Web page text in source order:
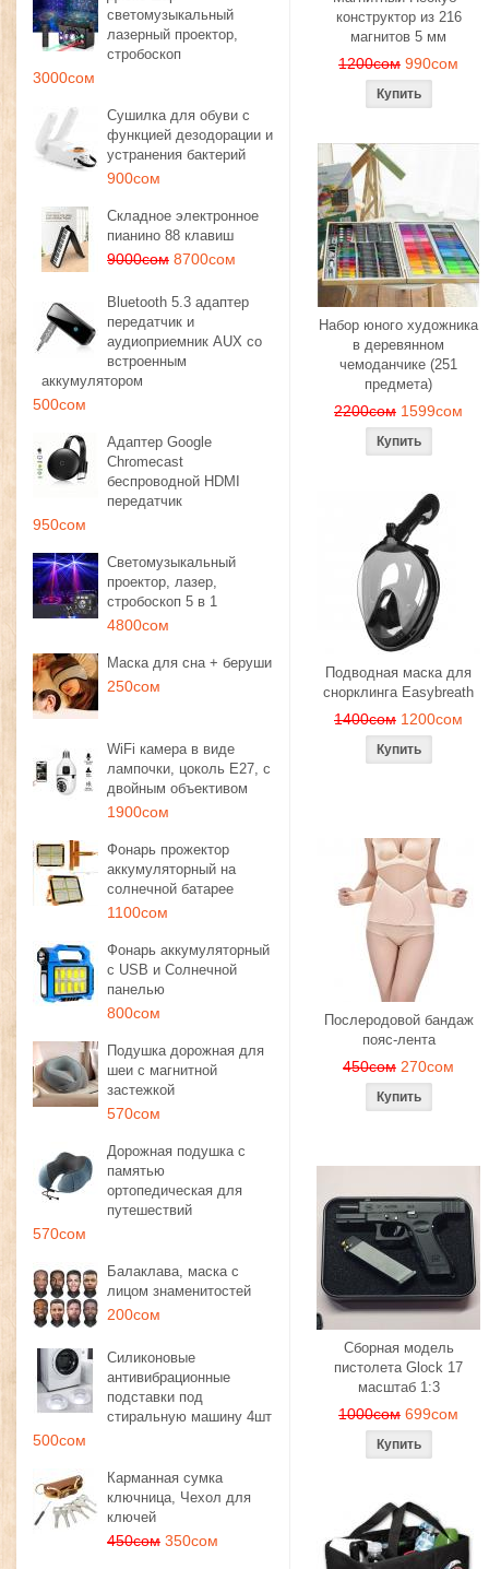
светомузыкальный
лазерный проектор,
стробоскоп
3000сом
Сушилка для обуви с
функцией дезодорации и
устранения бактерий
900сом
Складное электронное
пианино 88 клавиш
9000сом 8700сом
Bluetooth 5.3 адаптер
передатчик и
аудиоприемник AUX со
встроенным
аккумулятором
500сом
Адаптер Google
Chromecast
беспроводной HDMI
передатчик
950сом
Светомузыкальный
проектор, лазер,
стробоскоп 5 в 1
4800сом
Маска для сна + беруши
250сом
WiFi камера в виде
лампочки, цоколь E27, с
двойным объективом
1900сом
Фонарь прожектор
аккумуляторный на
солнечной батарее
1100сом
Фонарь аккумуляторный
с USB и Солнечной
панелью
800сом
Подушка дорожная для
шеи с магнитной
застежкой
570сом
Дорожная подушка с
памятью
ортопедическая для
путешествий
570сом
Балаклава, маска с
лицом знаменитостей
200сом
Силиконовые
антивибрационные
подставки под
стиральную машину 4шт
500сом
Карманная сумка
ключница, Чехол для
ключей
450сом 350сом
конструктор из 216
магнитов 5 мм
1200сом 990сом
Набор юного художника
в деревянном
чемоданчике (251
предмета)
2200сом 1599сом
Подводная маска для
снорклинга Easybreath
1400сом 1200сом
Послеродовой бандаж
пояс-лента
450сом 270сом
Сборная модель
пистолета Glock 17
масштаб 1:3
1000сом 699сом